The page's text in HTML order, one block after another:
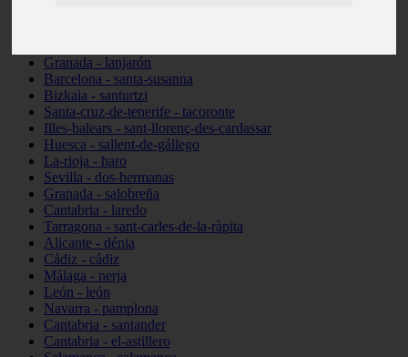
Granada - lanjarón
Barcelona - santa-susanna
Bizkaia - santurtzi
Santa-cruz-de-tenerife - tacoronte
Illes-balears - sant-llorenç-des-cardassar
Huesca - sallent-de-gállego
La-rioja - haro
Sevilla - dos-hermanas
Granada - salobreña
Cantabria - laredo
Tarragona - sant-carles-de-la-ràpita
Alicante - dénia
Cádiz - cádiz
Málaga - nerja
León - león
Navarra - pamplona
Cantabria - santander
Cantabria - el-astillero